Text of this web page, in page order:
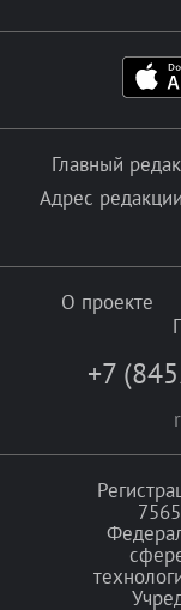
Главный
Адрес
О проекте
+7